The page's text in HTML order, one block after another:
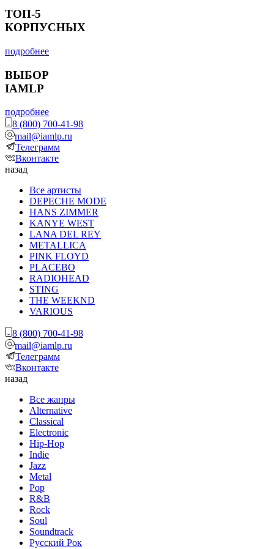
ТОП-5
КОРПУСНЫХ
подробнее
ВЫБОР
IAMLP
подробнее
8 (800) 700-41-98
mail@iamlp.ru
Телеграмм
Вконтакте
назад
Все артисты
DEPECHE MODE
HANS ZIMMER
KANYE WEST
LANA DEL REY
METALLICA
PINK FLOYD
PLACEBO
RADIOHEAD
STING
THE WEEKND
VARIOUS
8 (800) 700-41-98
mail@iamlp.ru
Телеграмм
Вконтакте
назад
Все жанры
Alternative
Classical
Electronic
Hip-Hop
Indie
Jazz
Metal
Pop
R&B
Rock
Soul
Soundtrack
Русский Рок